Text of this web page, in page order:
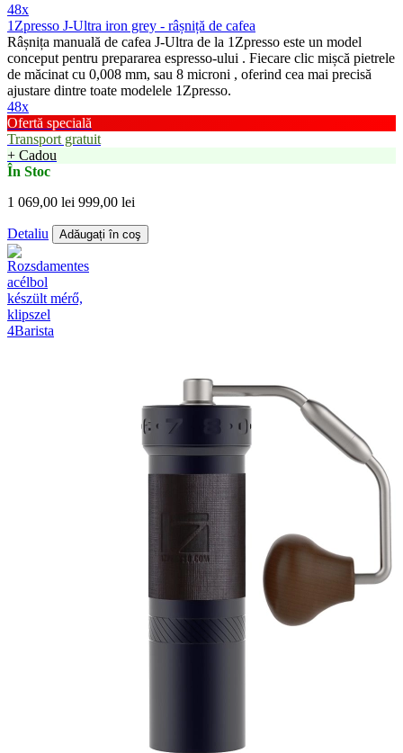
48x
1Zpresso J-Ultra iron grey - râșniță de cafea
Râșnița manuală de cafea J-Ultra de la 1Zpresso este un model
conceput pentru prepararea espresso-ului . Fiecare clic mișcă pietrele
de măcinat cu 0,008 mm, sau 8 microni , oferind cea mai precisă
ajustare dintre toate modelele 1Zpresso.
48x
Ofertă specială
Transport gratuit
+ Cadou
În Stoc
1 069,00 lei 999,00 lei
Detaliu Adăugați în coş